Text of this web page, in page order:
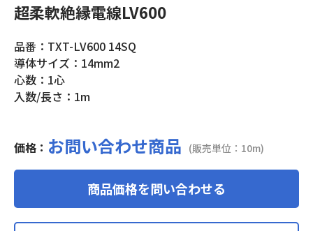
超柔軟絶縁電線LV600
品番：TXT-LV600 14SQ
導体サイズ：14mm2
心数：1心
入数/長さ：1m
価格： お問い合わせ商品 (販売単位：10m)
商品価格を問い合わせる